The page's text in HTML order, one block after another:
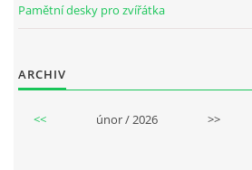
Pamětní desky pro zvířátka
ARCHIV
<< únor / 2026 >>